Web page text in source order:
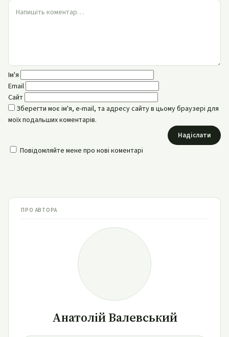
Ім'я
Email
Сайт
Зберегти моє ім'я, e-mail, та адресу сайту в цьому браузері для
моїх подальших коментарів.
Надіслати
Повідомляйте мене про нові коментарі
ПРО АВТОРА
Анатолій Валевський